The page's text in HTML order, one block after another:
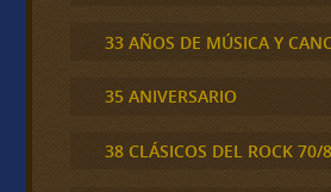
33 AÑOS DE MÚSICA Y
35 ANIVERSARIO
38 CLÁSICOS DEL ROCK 70/